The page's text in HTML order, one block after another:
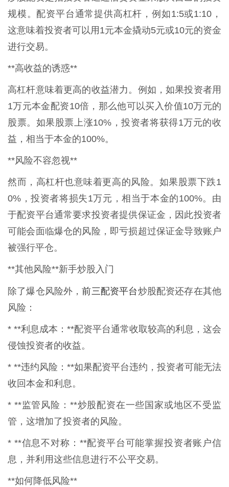
规模。配资平台通常提供高杠杆，例如1:5或1:10，
这意味着投资者可以用1元本金撬动5元或10元的资金
进行交易。
**高收益的诱惑**
高杠杆意味着更高的收益潜力。例如，如果投资者用
1万元本金配资10倍，那么他可以买入价值10万元的
股票。如果股票上涨10%，投资者将获得1万元的收
益，相当于本金的100%。
**风险不容忽视**
然而，高杠杆也意味着更高的风险。如果股票下跌1
0%，投资者将损失1万元，相当于本金的100%。由
于配资平台通常要求投资者提供保证金，因此投资者
可能会面临爆仓的风险，即亏损超过保证金导致账户
被强行平仓。
**其他风险**新手炒股入门
除了爆仓风险外，前三配资平台炒股配资还存在其他
风险：
* **利息成本：**配资平台通常收取较高的利息，这会
侵蚀投资者的收益。
* **违约风险：**如果配资平台违约，投资者可能无法
收回本金和利息。
* **监管风险：**炒股配资在一些国家或地区不受监
管，这增加了投资者的风险。
* **信息不对称：**配资平台可能掌握投资者账户信
息，并利用这些信息进行不公平交易。
**如何降低风险**